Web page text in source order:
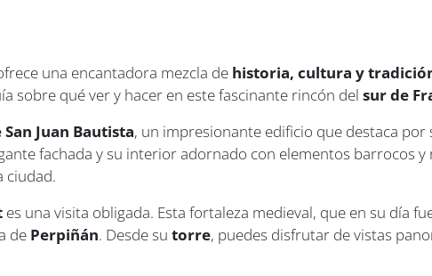
una encantadora mezcla de historia, cultura y
sobre qué ver y hacer en este fascinante rincón delsur de
Juan Bautista, un impresionante edificio que destaca
fachada y su interior adornado con elementos barrocos
ciudad.
es una visita obligada. Esta fortaleza medieval, que en su día
de Perpiñán. Desde sutorre, puedes disfrutar de vistas